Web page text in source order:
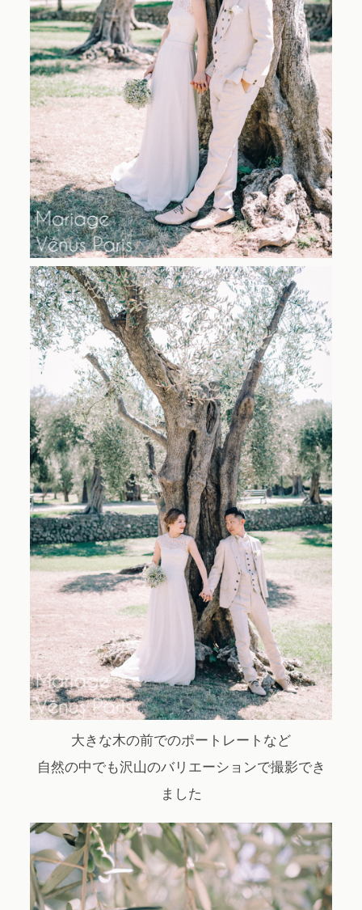
大きな木の前でのポートレートなど
自然の中でも沢山のバリエーションで撮影でき
ました